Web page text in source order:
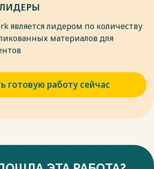
является лидером по количеству
материалов для
готовую работу сейчас